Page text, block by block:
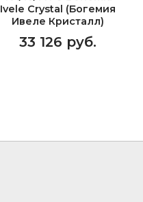
Ivele Crystal (Богемия
Ивеле Кристалл)
33 126 руб.